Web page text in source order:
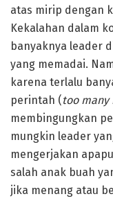
atas mirip dengan
Kekalahan dalam
banyaknya leader
yang memadai.
karena terlalu
perintah ( too many
membingungkan
mungkin leader
mengerjakan
salah anak buah
jika menang atau